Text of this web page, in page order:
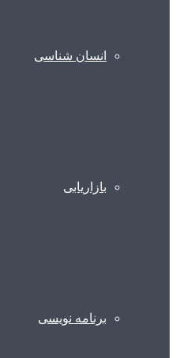
انسان شناسی
بازاریابی
برنامه نویسی